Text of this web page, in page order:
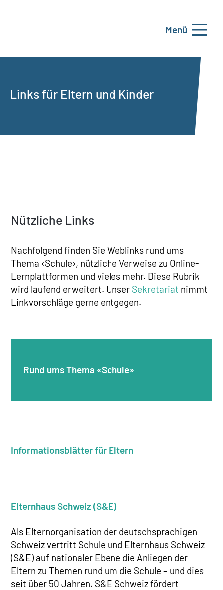
Menü
Links für Eltern und Kinder
Nützliche Links
Nachfolgend finden Sie Weblinks rund ums
Thema ‹Schule›, nützliche Verweise zu Online-
Lernplattformen und vieles mehr. Diese Rubrik
wird laufend erweitert. Unser Sekretariat nimmt
Linkvorschläge gerne entgegen.
Rund ums Thema «Schule»
Informationsblätter für Eltern
Elternhaus Schweiz (S&E)
Als Elternorganisation der deutschsprachigen
Schweiz vertritt Schule und Elternhaus Schweiz
(S&E) auf nationaler Ebene die Anliegen der
Eltern zu Themen rund um die Schule – und dies
seit über 50 Jahren. S&E Schweiz fördert